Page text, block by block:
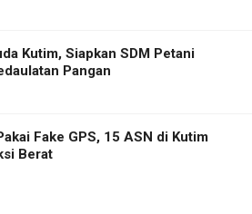
Kutim, Siapkan SDM Petani
Pangan
Fake GPS, 15 ASN di Kutim
Berat